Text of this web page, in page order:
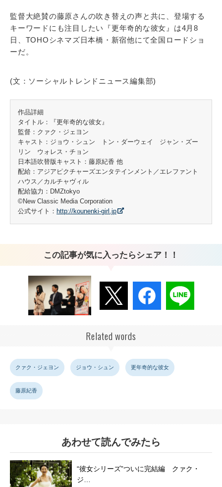
監督大絶賛の藤原さんの吹き替えの声と共に、登場する
キーワードにも注目したい『更年奇的な彼女』は4月8
日、TOHOシネマズ日本橋・新宿他にて全国ロードショ
ーだ。
(文：ソーシャルトレンドニュース編集部)
作品詳細
タイトル：『更年奇的な彼女』
監督：クァク・ジェヨン
キャスト：ジョウ・シュン トン・ダーウェイ ジャン・ズー
リン ウォレス・チョン
日本語吹替版キャスト：藤原紀香 他
配給：アジアピクチャーズエンタテインメント／エレファント
ハウス／カルチャヴィル
配給協力：DMZtokyo
©New Classic Media Corporation
公式サイト： http://kounenki-girl.jp
この記事が気に入ったらシェア！！
Related words
クァク・ジェヨン ジョウ・シュン 更年奇的な彼女
藤原紀香
あわせて読んでみたら
“彼女シリーズ”ついに完結編 クァク・
ジ…